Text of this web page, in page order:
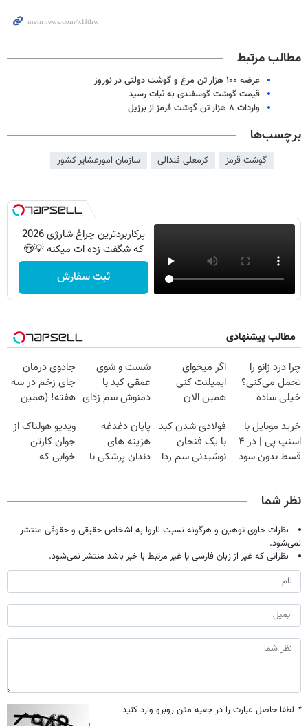
مطالب مرتبط
عرضه ۱۰۰ هزار تن مرغ و گوشت دولتی در نوروز
قیمت گوشت گوسفندی به ثبات رسید
واردات ۸ هزار تن گوشت قرمز از برزیل
برچسب‌ها
گوشت قرمز کرمعلی قندالی سازمان امورعشایر کشور
پرکاربردترین چراغ شارژی 2026
که شگفت زده ات میکنه 💡😍
ثبت سفارش
مطالب پیشنهادی
چرا درد زانو را
تحمل می‌کنی؟
خیلی ساده
کن
اگر میخوای
ایمپلنت کنی
همین الان
۲۵ میلیون
تومان!!!
شست و شوی
عمقی کبد با
دمنوش سم زدای
جادوی درمان
جای زخم در سه
هفته! (همین
صحبت کنید)
خرید موبایل با
اسنپ پی | در ۴
قسط بدون سود
فولادی شدن کبد
با یک فنجان
نوشیدنی سم زدا
پایان دغدغه
هزینه های
دندان پزشکی با
ویدیو هولناک از
جوان کارتن
خوابی که
نظر شما
نظرات حاوی توهین و هرگونه نسبت ناروا به اشخاص حقیقی و حقوقی منتشر
نمی‌شود.
نظراتی که غیر از زبان فارسی یا غیر مرتبط با خبر باشد منتشر نمی‌شود.
* لطفا حاصل عبارت را در جعبه متن روبرو وارد کنید